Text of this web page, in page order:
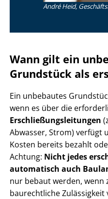
André Heid,
Wann gilt ein
Grundstück als
Ein unbebautes
wenn es über die
Er­schlie­ßungs­lei­tun­gen
Abwasser, Strom) verfügt
Kosten bereits bezahlt
Achtung: Nicht jedes
automatisch auch
nur bebaut werden, wenn
baurechtliche Zulässigkeit